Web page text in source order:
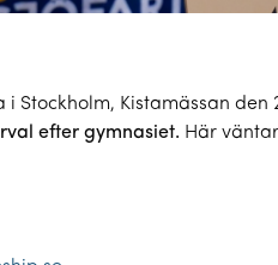
i Stockholm, Kistamässan den
efter gymnasiet. Här